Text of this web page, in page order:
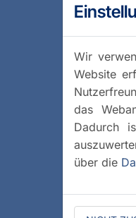
Wir
Website
das
Dadurch
über die